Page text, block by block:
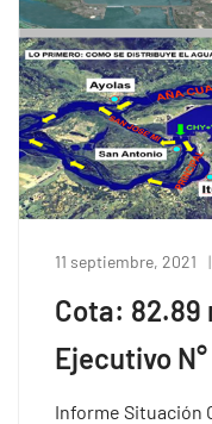
11 septiembre, 2021
Cota: 82.89
Ejecutivo
Informe Situación